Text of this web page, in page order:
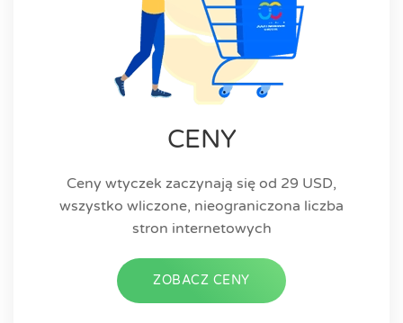
CENY
Ceny wtyczek zaczynają się od 29 USD,
wszystko wliczone, nieograniczona liczba
stron internetowych
ZOBACZ CENY